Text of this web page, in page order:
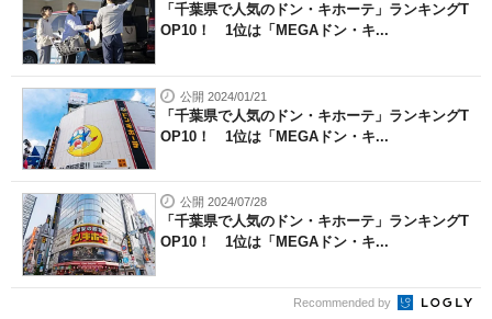
「千葉県で人気のドン・キホーテ」ランキングT
OP10！ 1位は「MEGAドン・キ...
公開 2024/01/21
「千葉県で人気のドン・キホーテ」ランキングT
OP10！ 1位は「MEGAドン・キ...
公開 2024/07/28
「千葉県で人気のドン・キホーテ」ランキングT
OP10！ 1位は「MEGAドン・キ...
Recommended by